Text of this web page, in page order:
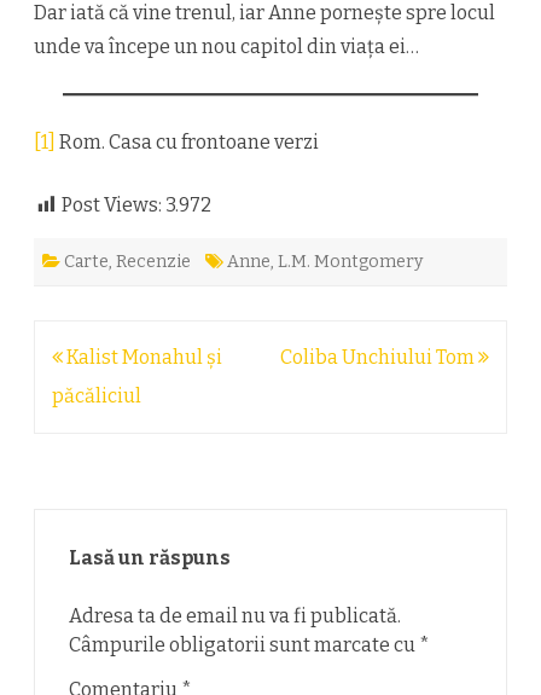
Dar iată că vine trenul, iar Anne porneşte spre locul
unde va începe un nou capitol din viaţa ei…
[1] Rom. Casa cu frontoane verzi
Post Views: 3.972
Carte, Recenzie Anne, L.M. Montgomery
Navigare
în
Kalist Monahul şi
păcăliciul
Coliba Unchiului Tom
Lasă un răspuns
Adresa ta de email nu va fi publicată.
Câmpurile obligatorii sunt marcate cu *
Comentariu *